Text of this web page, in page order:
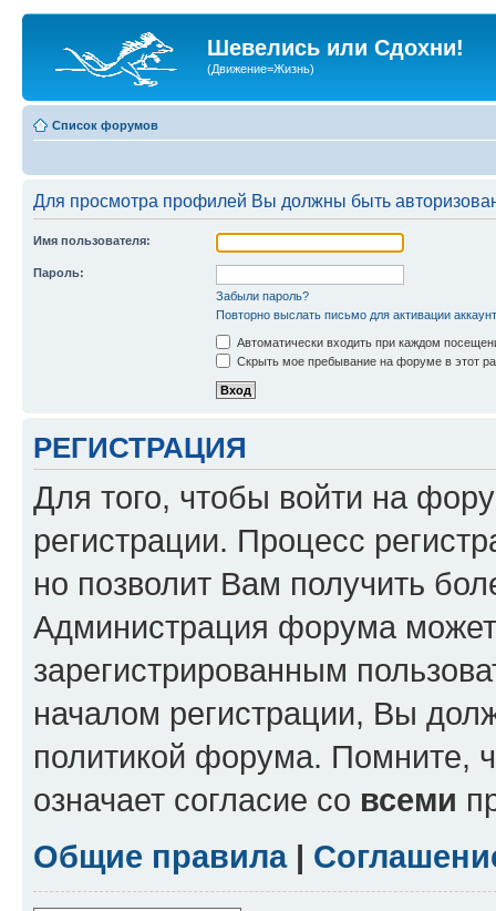
Шевелись или Сдохни!
(Движение=Жизнь)
Список форумов
Для просмотра профилей Вы должны быть
Имя пользователя:
Пароль:
Забыли пароль?
Повторно выслать письмо для активации
Автоматически входить при каждом
Скрыть мое пребывание на форуме в этот
РЕГИСТРАЦИЯ
Для того, чтобы войти на
регистрации. Процесс
но позволит Вам получить
Администрация форума может
зарегистрированным
началом регистрации, Вы
политикой форума. Помните,
означает согласие со всеми
Общие правила|